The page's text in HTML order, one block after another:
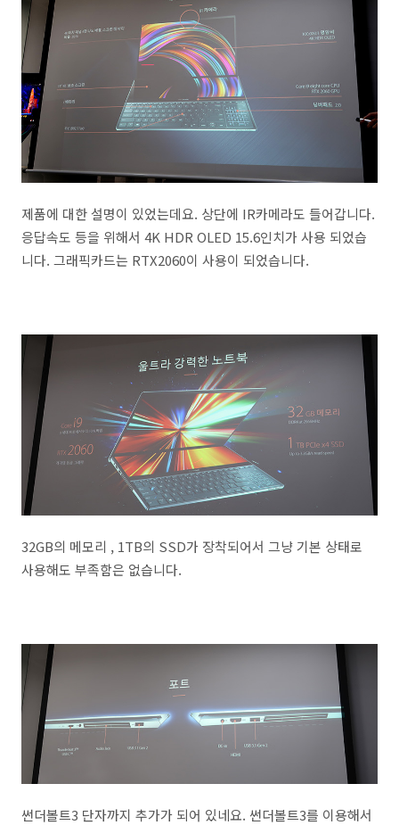
제품에 대한 설명이 있었는데요. 상단에 IR카메라도 들어갑니다.
응답속도 등을 위해서 4K HDR OLED 15.6인치가 사용 되었습
니다. 그래픽카드는 RTX2060이 사용이 되었습니다.
32GB의 메모리 , 1TB의 SSD가 장착되어서 그냥 기본 상태로
사용해도 부족함은 없습니다.
썬더볼트3 단자까지 추가가 되어 있네요. 썬더볼트3를 이용해서